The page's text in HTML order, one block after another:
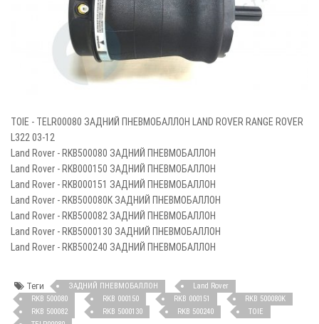
TOIE - TELR00080 ЗАДНИЙ ПНЕВМОБАЛЛОН LAND ROVER RANGE ROVER
L322 03-12
Land Rover - RKB500080 ЗАДНИЙ ПНЕВМОБАЛЛОН
Land Rover - RKB000150 ЗАДНИЙ ПНЕВМОБАЛЛОН
Land Rover - RKB000151 ЗАДНИЙ ПНЕВМОБАЛЛОН
Land Rover - RKB500080K ЗАДНИЙ ПНЕВМОБАЛЛОН
Land Rover - RKB500082 ЗАДНИЙ ПНЕВМОБАЛЛОН
Land Rover - RKB5000130 ЗАДНИЙ ПНЕВМОБАЛЛОН
Land Rover - RKB500240 ЗАДНИЙ ПНЕВМОБАЛЛОН
Теги ЗАДНИЙ ПНЕВМОБАЛЛОН
Land Rover
RKB 500080
RKB 000150 RKB 000151
RKB 500080K
RKB 500082
RKB 5000130 RKB 500240
TOIE